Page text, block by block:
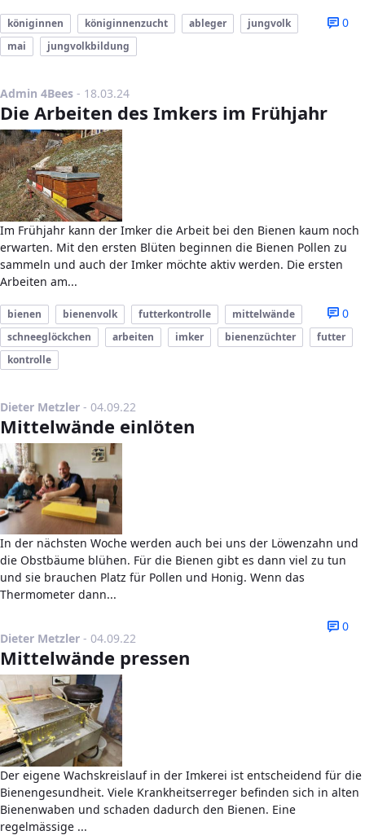
0
königinnen königinnenzucht ableger
jungvolk
mai
jungvolkbildung
Admin 4Bees - Publikationsdatum
18.03.24
Die Arbeiten des Imkers im Frühjahr
Im Frühjahr kann der Imker die Arbeit bei den Bienen kaum noch
erwarten. Mit den ersten Blüten beginnen die Bienen Pollen zu
sammeln und auch der Imker möchte aktiv werden. Die ersten
Arbeiten am...
0
bienen bienenvolk futterkontrolle
mittelwände
schneeglöckchen
arbeiten imker bienenzüchter
futter
kontrolle
Dieter Metzler - Publikationsdatum
04.09.22
Mittelwände einlöten
In der nächsten Woche werden auch bei uns der Löwenzahn und
die Obstbäume blühen. Für die Bienen gibt es dann viel zu tun
und sie brauchen Platz für Pollen und Honig. Wenn das
Thermometer dann...
0
Dieter Metzler - Publikationsdatum
04.09.22
Mittelwände pressen
Der eigene Wachskreislauf in der Imkerei ist entscheidend für die
Bienengesundheit. Viele Krankheitserreger befinden sich in alten
Bienenwaben und schaden dadurch den Bienen. Eine
regelmässige ...